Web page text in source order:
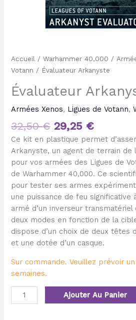
Accueil /Warhammer 40,000 /
Votann / Évaluateur Arkanyste
Évaluateur
Armées Xenos, Ligues de Votann,
32,50€ 29,25 €
Ce kit en plastique permet
Arkanyste, un agent de terrain de
pour vos armées des Ligues de
de Warhammer 40,000. Ce
pour tester ses armes
une puissance de feu
armé d’un inverseur
deux modes en fonction de la
dispose d’un choix de deux têtes
et une dotée d’un casque.
Sur commande. Veuillez prévoir
semaines.
Ajouter Au Panier